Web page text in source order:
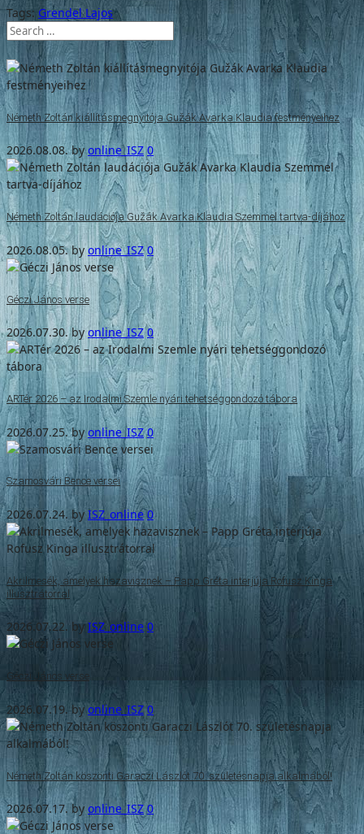
Tags: Grendel Lajos
Németh Zoltán kiállításmegnyitója Gužák Avarka Klaudia festményeihez
2026.08.08. byonline_ISZ 0
Németh Zoltán laudációja Gužák Avarka Klaudia Szemmel tartva-díjához
2026.08.05. byonline_ISZ 0
Géczi János verse
2026.07.30. byonline_ISZ 0
ARTér 2026 – az Irodalmi Szemle nyári tehetséggondozó tábora
2026.07.25. by online_ISZ 0
Szamosvári Bence versei
2026.07.24. byISZ_online 0
Akrilmesék, amelyek hazavisznek – Papp Gréta interjúja Rofusz Kinga
illusztrátorral
2026.07.22. byISZ_online 0
Géczi János verse
2026.07.19. by online_ISZ 0
Németh Zoltán köszönti Garaczi Lászlót 70. születésnapja alkalmából!
2026.07.17. byonline_ISZ 0